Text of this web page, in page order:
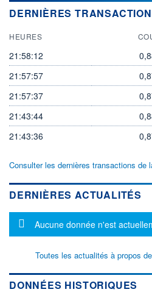
DERNIÈRES
HEURES
21:58:12
21:57:57
21:57:37
21:43:44
21:43:36
Consulter les dernières transactions de
DERNIÈRES ACTUALITÉS
Message d'information
Aucune donnée n'est
Toutes les actualités à propos
DONNÉES HISTORIQUES